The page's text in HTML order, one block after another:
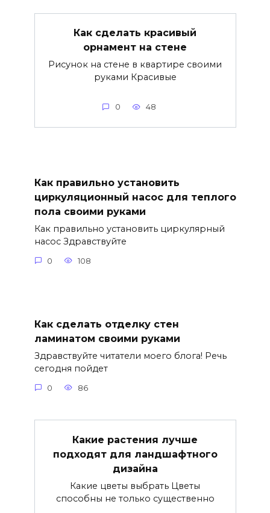
Как сделать красивый
орнамент на стене
Рисунок на стене в квартире своими
руками Красивые
0 48
Как правильно установить
циркуляционный насос для теплого
пола своими руками
Как правильно установить циркулярный
насос Здравствуйте
0 108
Как сделать отделку стен
ламинатом своими руками
Здравствуйте читатели моего блога! Речь
сегодня пойдет
0 86
Какие растения лучше
подходят для ландшафтного
дизайна
Какие цветы выбрать Цветы
способны не только существенно